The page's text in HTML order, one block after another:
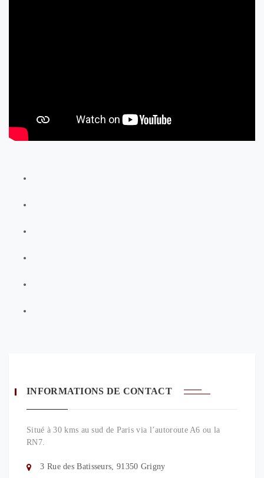
INFORMATIONS DE CONTACT
Situé à 30 kms au sud de Paris via l’autoroute A6 ou la
RN7.
3 Rue des Batisseurs, 91350 Grigny